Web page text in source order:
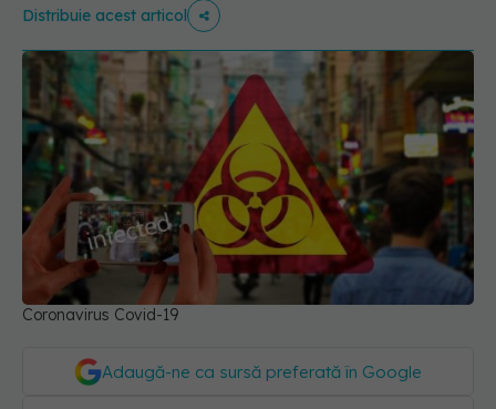
Distribuie acest articol
Coronavirus Covid-19
Adaugă-ne ca sursă preferată în Google